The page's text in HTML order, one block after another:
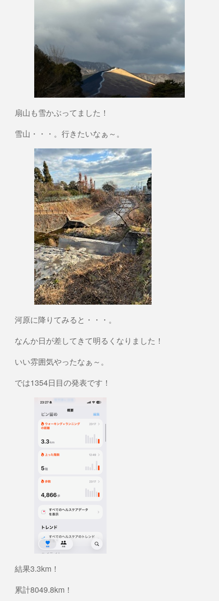
扇山も雪かぶってました！
雪山・・・。行きたいなぁ～。
河原に降りてみると・・・。
なんか日が差してきて明るくなりました！
いい雰囲気やったなぁ～。
では1354日目の発表です！
結果3.3km！
累計8049.8km！